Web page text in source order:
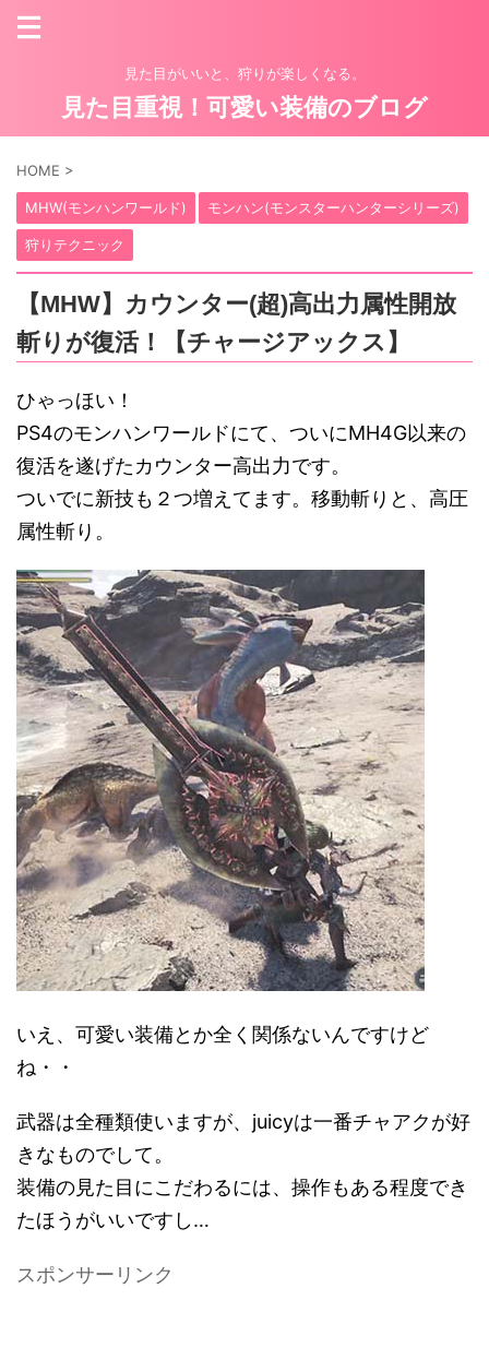
見た目がいいと、狩りが楽しくなる。
見た目重視！可愛い装備のブログ
HOME >
MHW(モンハンワールド) モンハン(モンスターハンターシリーズ)
狩りテクニック
【MHW】カウンター(超)高出力属性開放
斬りが復活！【チャージアックス】
ひゃっほい！
PS4のモンハンワールドにて、ついにMH4G以来の
復活を遂げたカウンター高出力です。
ついでに新技も２つ増えてます。移動斬りと、高圧
属性斬り。
いえ、可愛い装備とか全く関係ないんですけど
ね・・
武器は全種類使いますが、juicyは一番チャアクが好
きなものでして。
装備の見た目にこだわるには、操作もある程度でき
たほうがいいですし…
スポンサーリンク